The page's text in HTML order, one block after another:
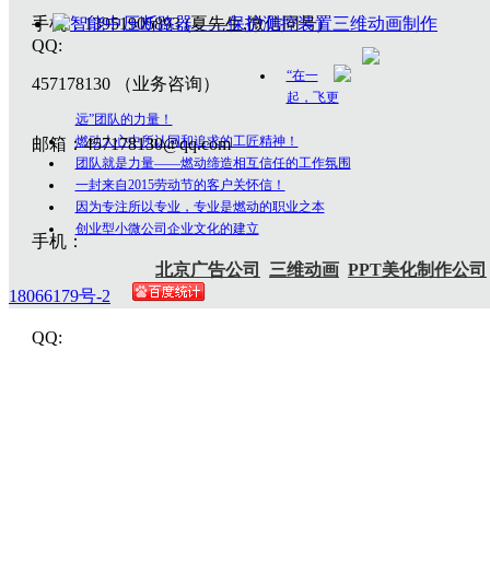
手机：13951905893 (夏先生,微信同号)
QQ:
457178130 （业务咨询）
邮箱：457178130@qq.com
手机：
QQ:
“在一
起，飞更
远”团队的力量！
燃动人心中所认同和追求的工匠精神！
团队就是力量——燃动缔造相互信任的工作氛围
一封来自2015劳动节的客户关怀信！
因为专注所以专业，专业是燃动的职业之本
创业型小微公司企业文化的建立
北京广告公司 三维动画 PPT美化制作公司
18066179号-2